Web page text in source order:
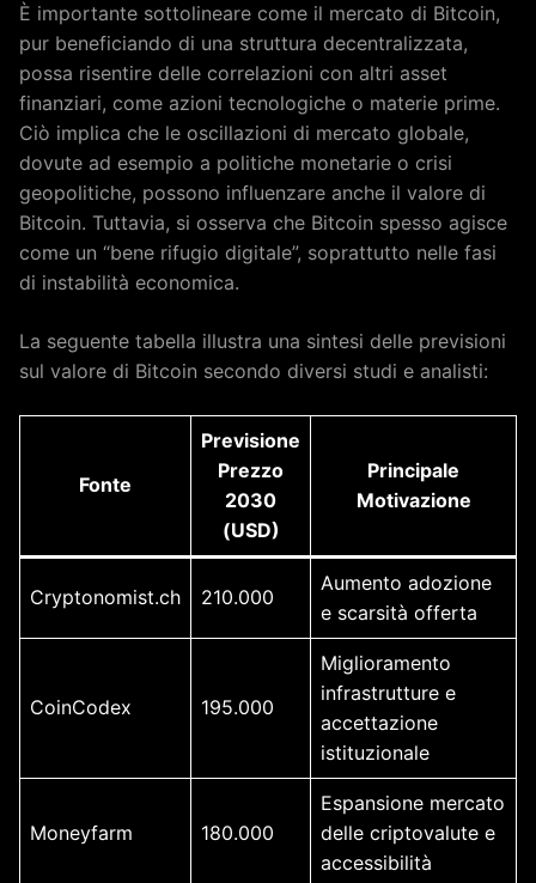
È importante sottolineare come il mercato di Bitcoin,
pur beneficiando di una struttura decentralizzata,
possa risentire delle correlazioni con altri asset
finanziari, come azioni tecnologiche o materie prime.
Ciò implica che le oscillazioni di mercato globale,
dovute ad esempio a politiche monetarie o crisi
geopolitiche, possono influenzare anche il valore di
Bitcoin. Tuttavia, si osserva che Bitcoin spesso agisce
come un “bene rifugio digitale”, soprattutto nelle fasi
di instabilità economica.
La seguente tabella illustra una sintesi delle previsioni
sul valore di Bitcoin secondo diversi studi e analisti:
Fonte
Previsione
Prezzo
2030
(USD)
Principale
Motivazione
Cryptonomist.ch 210.000
Aumento adozione
e scarsità offerta
CoinCodex 195.000
Miglioramento
infrastrutture e
accettazione
istituzionale
Moneyfarm 180.000
Espansione mercato
delle criptovalute e
accessibilità